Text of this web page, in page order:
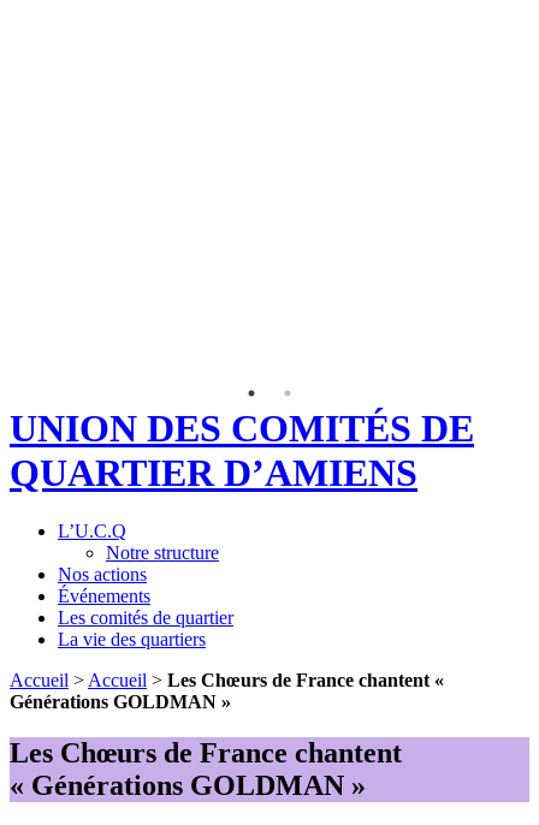
UNION DES COMITÉS DE
QUARTIER D’AMIENS
L’U.C.Q
Notre structure
Nos actions
Événements
Les comités de quartier
La vie des quartiers
Accueil >Accueil > Les Chœurs de France chantent «
Générations GOLDMAN »
Les Chœurs de France chantent
« Générations GOLDMAN »